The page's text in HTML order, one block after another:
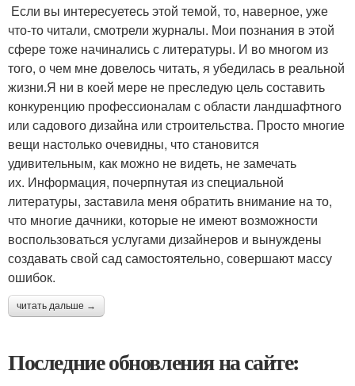
Если вы интересуетесь этой темой, то, наверное, уже
что-то читали, смотрели журналы. Мои познания в этой
сфере тоже начинались с литературы. И во многом из
того, о чем мне довелось читать, я убедилась в реальной
жизни.Я ни в коей мере не преследую цель составить
конкуренцию профессионалам с области ландшафтного
или садового дизайна или строительства. Просто многие
вещи настолько очевидны, что становится
удивительным, как можно не видеть, не замечать
их. Информация, почерпнутая из специальной
литературы, заставила меня обратить внимание на то,
что многие дачники, которые не имеют возможности
воспользоваться услугами дизайнеров и вынуждены
создавать свой сад самостоятельно, совершают массу
ошибок.
читать дальше →
Последние обновления на сайте: